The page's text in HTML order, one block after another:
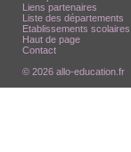
Liens partenaires
Liste des départements
Etablissements scolaires
Haut de page
Contact
© 2026 allo-education.fr